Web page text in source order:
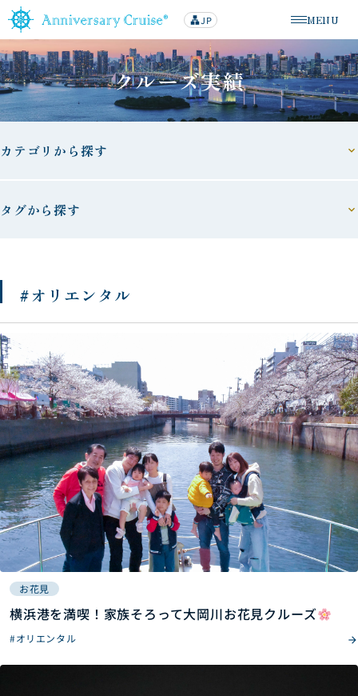
メニューを
MENU
lan
g
u
a
g
e
JP
クルーズ実績
カテゴリから探す
タグから探す
#オリエンタル
お花見
横浜港を満喫！家族そろって大岡川お花見クルーズ
#オリエンタル